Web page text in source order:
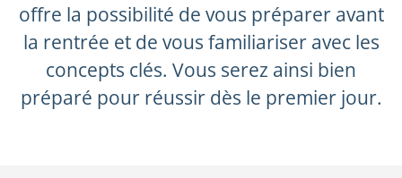
offre la possibilité de vous préparer avant
la rentrée et de vous familiariser avec les
concepts clés. Vous serez ainsi bien
préparé pour réussir dès le premier jour.